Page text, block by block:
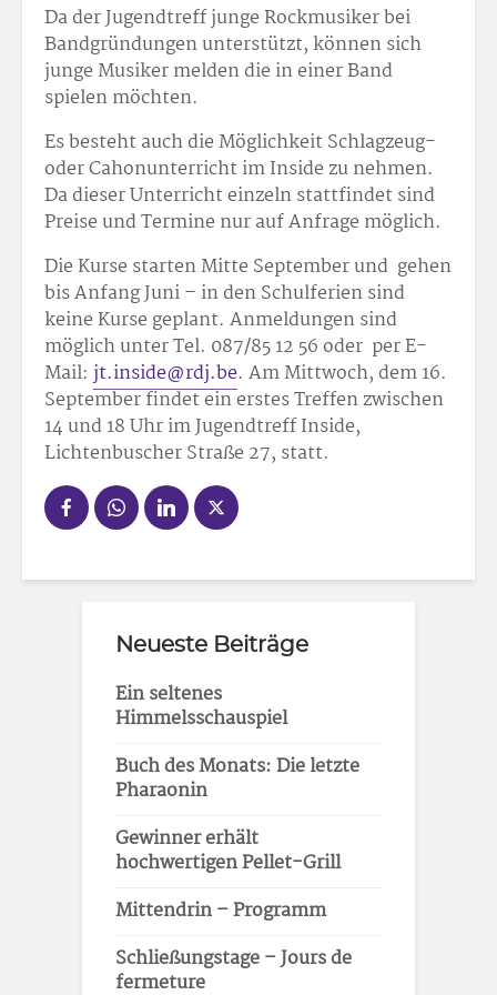
Da der Jugendtreff junge Rockmusiker bei
Bandgründungen unterstützt, können sich
junge Musiker melden die in einer Band
spielen möchten.
Es besteht auch die Möglichkeit Schlagzeug-
oder Cahonunterricht im Inside zu nehmen.
Da dieser Unterricht einzeln stattfindet sind
Preise und Termine nur auf Anfrage möglich.
Die Kurse starten Mitte September und gehen
bis Anfang Juni – in den Schulferien sind
keine Kurse geplant. Anmeldungen sind
möglich unter Tel. 087/85 12 56 oder per E-
Mail: jt.inside@rdj.be. Am Mittwoch, dem 16.
September findet ein erstes Treffen zwischen
14 und 18 Uhr im Jugendtreff Inside,
Lichtenbuscher Straße 27, statt.
Neueste Beiträge
Ein seltenes
Himmelsschauspiel
Buch des Monats: Die letzte
Pharaonin
Gewinner erhält
hochwertigen Pellet-Grill
Mittendrin – Programm
Schließungstage – Jours de
fermeture